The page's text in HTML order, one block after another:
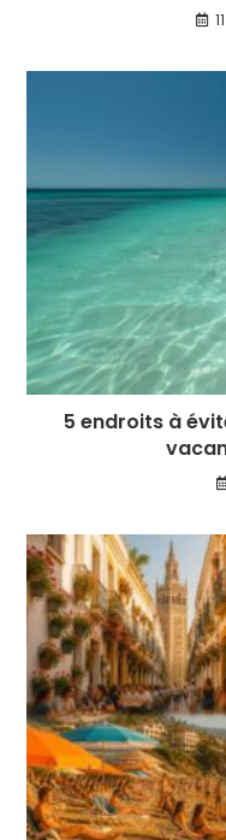
5 endroits à